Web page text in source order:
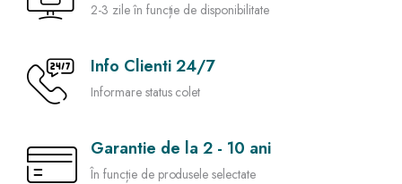
2-3 zile în funcție de disponibilitate
Info Clienti 24/7
Informare status colet
Garantie de la 2 - 10 ani
În funcție de produsele selectate